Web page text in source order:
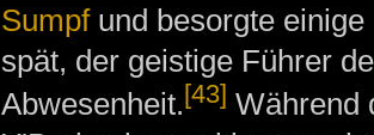
Sumpfund besorgte einige
spät, der geistige Führer
Abwesenheit.[43] Während